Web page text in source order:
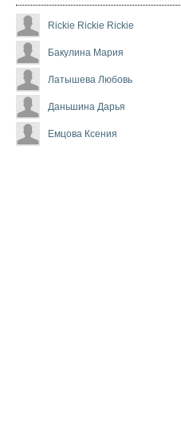
Rickie Rickie Rickie
Бакулина Мария
Латышева Любовь
Даньшина Дарья
Емцова Ксения